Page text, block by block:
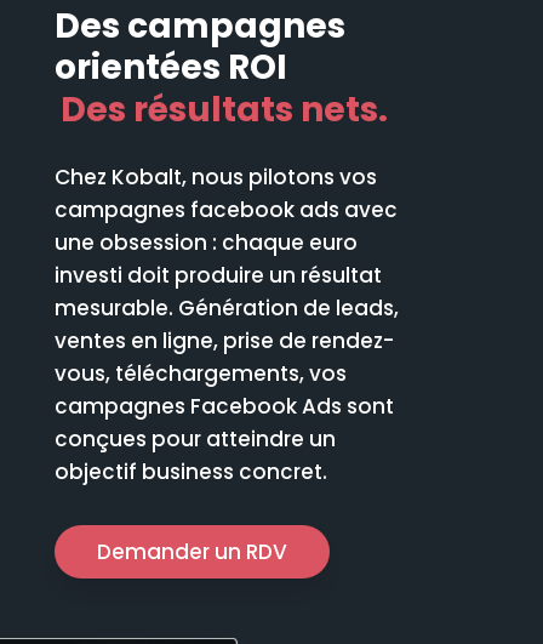
Des campagnes
orientées ROI
Des résultats nets.
Chez Kobalt, nous pilotons vos
campagnes facebook ads avec
une obsession : chaque euro
investi doit produire un résultat
mesurable. Génération de leads,
ventes en ligne, prise de rendez-
vous, téléchargements, vos
campagnes Facebook Ads sont
conçues pour atteindre un
objectif business concret.
Demander un RDV